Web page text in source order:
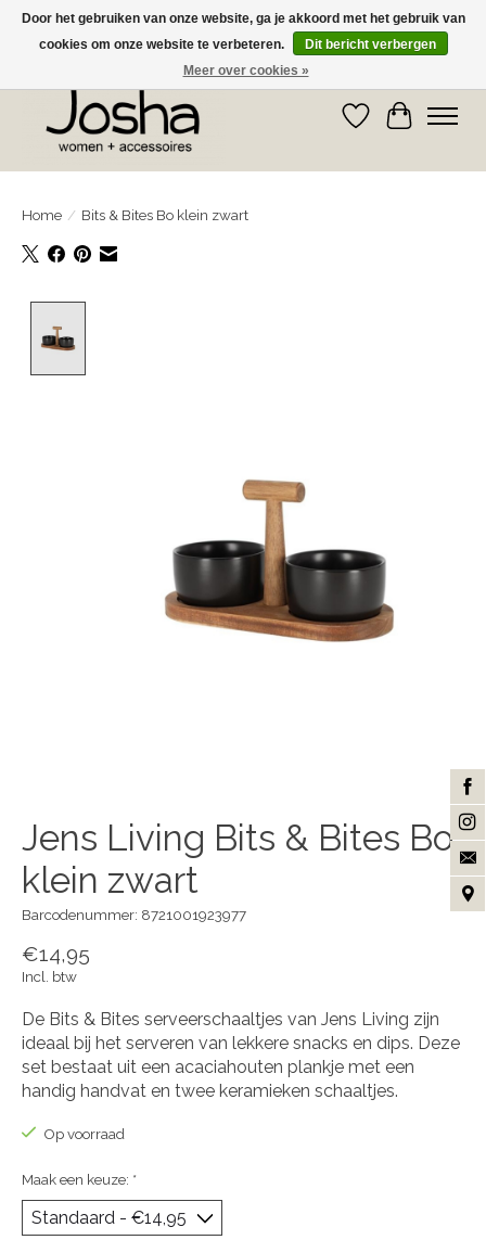
GRATIS OPHALEN IN DE WINKEL EN GRATIS VERZENDING VANAF € 75,00
Verlanglijst
Home / Bits & Bites Bo klein zwart
Jens Living Bits & Bites Bo
klein zwart
Barcodenummer: 8721001923977
€14,95
Incl. btw
De Bits & Bites serveerschaaltjes van Jens Living zijn
ideaal bij het serveren van lekkere snacks en dips. Deze
set bestaat uit een acaciahouten plankje met een
handig handvat en twee keramieken schaaltjes.
Op voorraad
Maak een keuze: *
Door het gebruiken van onze website, ga je akkoord met het gebruik van
cookies om onze website te verbeteren.
Dit bericht verbergen
Meer over cookies »